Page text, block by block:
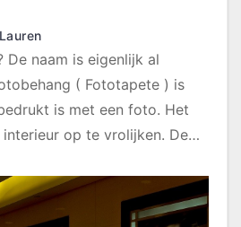
Lauren
De naam is eigenlijk al
( Fototapete ) is
is met een foto. Het
op te vrolijken. De…